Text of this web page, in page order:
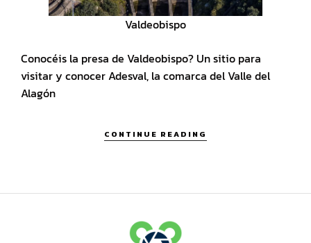
Valdeobispo
Conocéis la presa de Valdeobispo? Un sitio para
visitar y conocerAdesval, la comarca del Valle del
Alagón
CONTINUE READING